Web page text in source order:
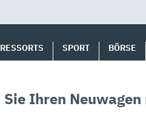
RESSORTS SPORT BÖRSE
Sie Ihren